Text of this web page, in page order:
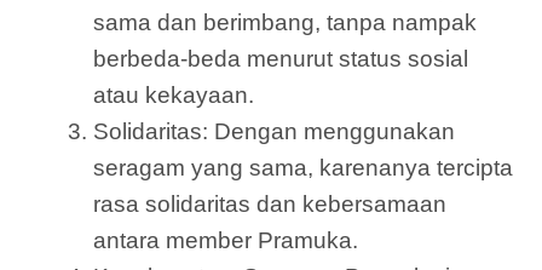
sama dan berimbang, tanpa nampak
berbeda-beda menurut status sosial
atau kekayaan.
Solidaritas: Dengan menggunakan
seragam yang sama, karenanya tercipta
rasa solidaritas dan kebersamaan
antara member Pramuka.